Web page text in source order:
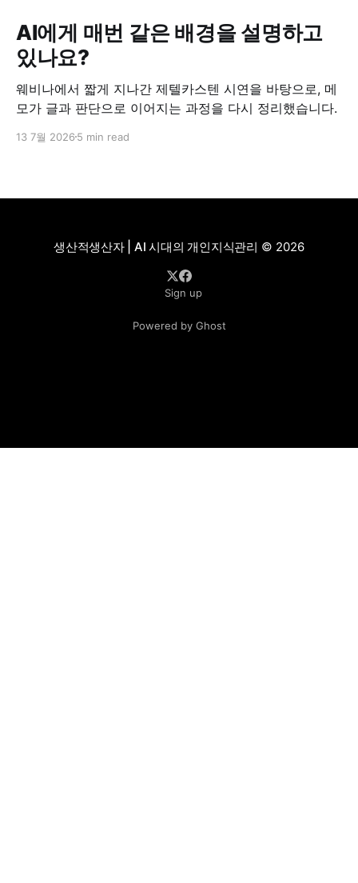
AI에게 매번 같은 배경을 설명하고
있나요?
웨비나에서 짧게 지나간 제텔카스텐 시연을 바탕으로, 메
모가 글과 판단으로 이어지는 과정을 다시 정리했습니다.
13 7월 2026 5 min read
생산적생산자 | AI 시대의 개인지식관리 © 2026
Sign up
Powered by Ghost